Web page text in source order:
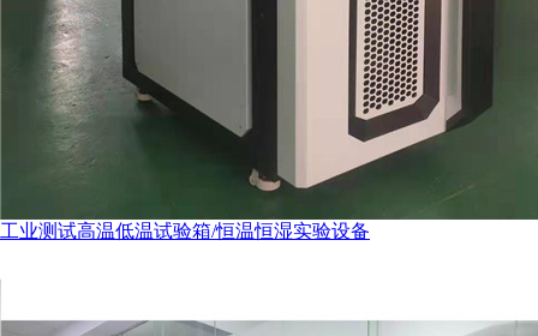
工业测试高温低温试验箱/恒温恒湿实验设备